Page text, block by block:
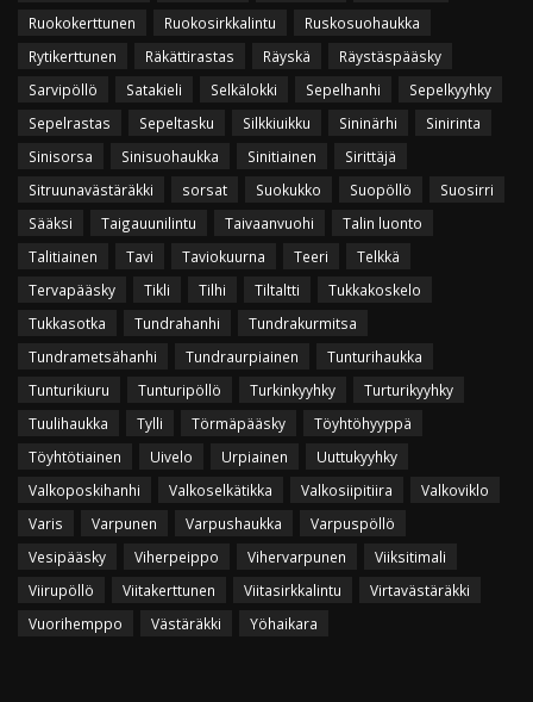
Ruokokerttunen
Ruokosirkkalintu
Ruskosuohaukka
Rytikerttunen
Räkättirastas Räyskä
Räystäspääsky
Sarvipöllö
Satakieli Selkälokki Sepelhanhi
Sepelkyyhky
Sepelrastas
Sepeltasku Silkkiuikku Sininärhi
Sinirinta
Sinisorsa
Sinisuohaukka Sinitiainen
Sirittäjä
Sitruunavästäräkki
sorsat Suokukko Suopöllö
Suosirri
Sääksi
Taigauunilintu Taivaanvuohi
Talin luonto
Talitiainen
Tavi Taviokuurna Teeri
Telkkä
Tervapääsky
Tikli Tilhi Tiltaltti
Tukkakoskelo
Tukkasotka
Tundrahanhi
Tundrakurmitsa
Tundrametsähanhi
Tundraurpiainen
Tunturihaukka
Tunturikiuru
Tunturipöllö Turkinkyyhky
Turturikyyhky
Tuulihaukka
Tylli Törmäpääsky
Töyhtöhyyppä
Töyhtötiainen
Uivelo Urpiainen
Uuttukyyhky
Valkoposkihanhi
Valkoselkätikka Valkosiipitiira
Valkoviklo
Varis
Varpunen Varpushaukka
Varpuspöllö
Vesipääsky
Viherpeippo Vihervarpunen
Viiksitimali
Viirupöllö
Viitakerttunen Viitasirkkalintu
Virtavästäräkki
Vuorihemppo
Västäräkki Yöhaikara